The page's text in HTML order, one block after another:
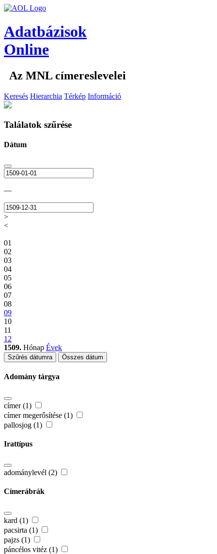
Adatbázisok
Online
Az MNL címereslevelei
Keresés Hierarchia Térkép Információ
Találatok szűrése
Dátum
—
>
<
01
02
03
04
05
06
07
08
09
10
11
12
1509. Hónap Évek
Szűrés dátumra Összes dátum
Adomány tárgya
címer (1)
címer megerősítése (1)
pallosjog (1)
Irattípus
adománylevél (2)
Címerábrák
kard (1)
pacsirta (1)
pajzs (1)
páncélos vitéz (1)